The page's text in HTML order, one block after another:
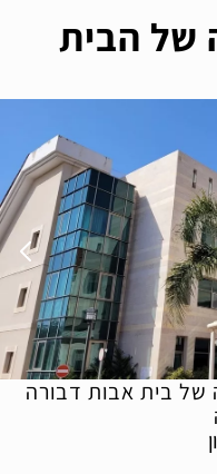
של הבית
של בית אבות דבורה